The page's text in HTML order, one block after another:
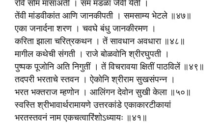
रवि सोम मासाअंती । सम मंडळा जेंवी येती ।
तेंवी मांडवीकांत आणि जानकीपती । समसाम्य भेटले ॥४७॥
एका जनार्दना शरण । चवघे बंधु जानकीरमण ।
करिता झाला चरित्रकथन । तें सावधान अवधारा ॥४८॥
मागील कथेची संगती । राजे बोळवोनि श्रीरघुपती ।
पुष्पक पूजोनि अति निगुतीं । तें विचरावया क्षितीं पाठविलें ॥४९॥
तदपरी भरताचे स्तवन । ऐकोनि श्रीराम सुखसंपन्न ।
भरत भक्तराज म्हणोन । आलिंगन देवोन सुखी केला ॥५०॥
स्वस्ति श्रीभावार्थरामायणे उत्तरकांडे एकाकारटीकायां
भरतस्तवनं नाम एकचत्वारिंशोऽध्यायः ॥४१॥